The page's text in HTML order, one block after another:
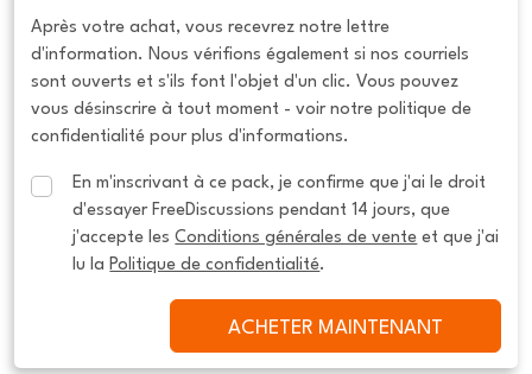
Après votre achat, vous recevrez notre lettre
d'information. Nous vérifions également si nos courriels
sont ouverts et s'ils font l'objet d'un clic. Vous pouvez
vous désinscrire à tout moment - voir notre politique de
confidentialité pour plus d'informations.
En m'inscrivant à ce pack, je confirme que j'ai le droit
d'essayer FreeDiscussions pendant 14 jours, que
j'accepte les Conditions générales de vente et que j'ai
lu la Politique de confidentialité.
ACHETER MAINTENANT